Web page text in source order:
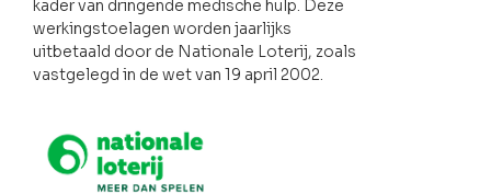
kader van dringende medische hulp. Deze
werkingstoelagen worden jaarlijks
uitbetaald door de Nationale Loterij, zoals
vastgelegd in de wet van 19 april 2002.
Nationale loterij